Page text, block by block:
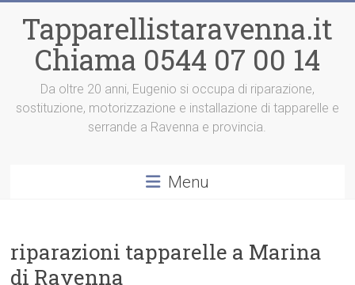
contenuto
Tapparellistaravenna.it
Chiama 0544 07 00 14
Da oltre 20 anni, Eugenio si occupa di riparazione,
sostituzione, motorizzazione e installazione di tapparelle e
serrande a Ravenna e provincia.
Menu
riparazioni tapparelle a Marina
di Ravenna